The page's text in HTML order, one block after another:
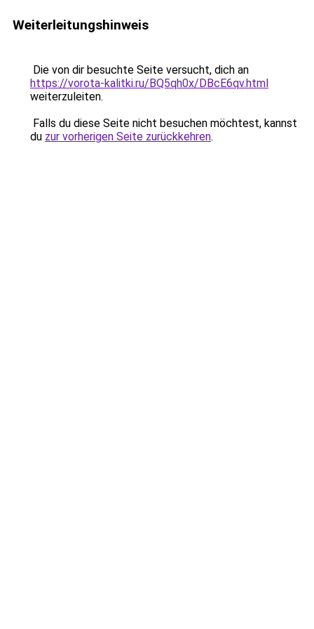
Weiterleitungshinweis
Die von dir besuchte Seite versucht, dich an
https://vorota-kalitki.ru/BQ5qh0x/DBcE6qv.html
weiterzuleiten.
Falls du diese Seite nicht besuchen möchtest, kannst
du zur vorherigen Seite zurückkehren.